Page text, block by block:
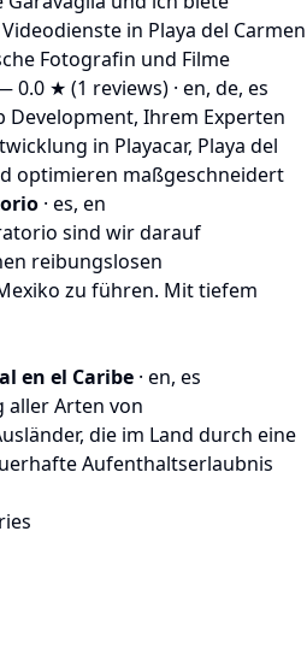
in Playa del Carmen
Fotografin und Filme
0.0 ★ (1 reviews) · en, de, es
Development, Ihrem Experten
in Playacar, Playa del
optimieren maßgeschneidert
· es, en
sind wir darauf
reibungslosen
zu führen. Mit tiefem
en el Caribe · en, es
aller Arten von
die im Land durch eine
Aufenthaltserlaubnis